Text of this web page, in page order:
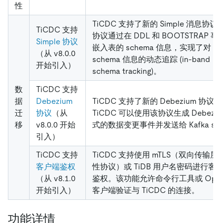
性
数
据
迁
移
TiCDC 支持
Simple 协议
（从 v8.0.0
开始引入）
TiCDC 支持了新的 Simple 消息协议
协议通过在 DDL 和 BOOTSTRAP 事
嵌入表的 schema 信息，实现了对
schema 信息的动态追踪 (in-band
schema tracking)。
TiCDC 支持
Debezium
协议 （从
v8.0.0 开始
引入）
TiCDC 支持了新的 Debezium 协议
TiCDC 可以使用该协议生成
式的数据变更事件并发送给 Kafka
TiCDC 支持
客户端鉴权
（从 v8.1.0
开始引入）
TiCDC 支持使用 mTLS（双向传输层
性协议）或 TiDB 用户名密码进行客
鉴权。该功能允许命令行工具或
客户端验证与 TiCDC 的连接。
功能详情